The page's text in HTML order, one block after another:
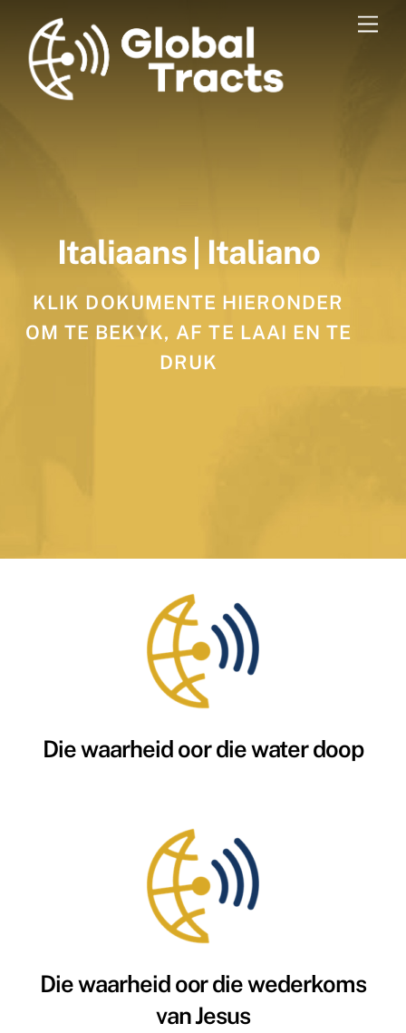
content
Italiaans | Italiano
KLIK DOKUMENTE HIERONDER
OM TE BEKYK, AF TE LAAI EN TE
DRUK
Die waarheid oor die water doop
Die waarheid oor die wederkoms
van Jesus